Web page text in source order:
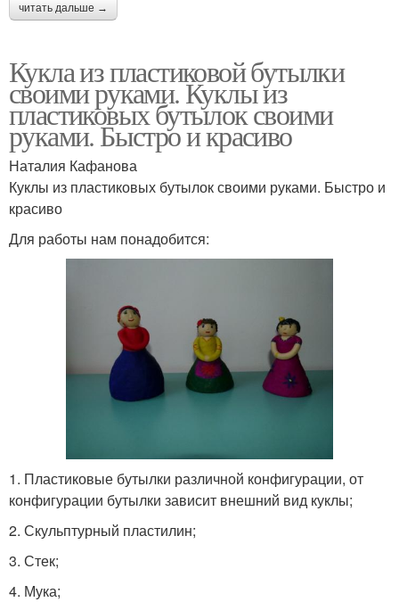
читать дальше →
Кукла из пластиковой бутылки
своими руками. Куклы из
пластиковых бутылок своими
руками. Быстро и красиво
Наталия Кафанова
Куклы из пластиковых бутылок своими руками. Быстро и
красиво
Для работы нам понадобится:
1. Пластиковые бутылки различной конфигурации, от
конфигурации бутылки зависит внешний вид куклы;
2. Скульптурный пластилин;
3. Стек;
4. Мука;